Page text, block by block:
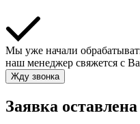
Мы уже начали
наш менеджер свяжется с
Жду звонка
Заявка оставлена